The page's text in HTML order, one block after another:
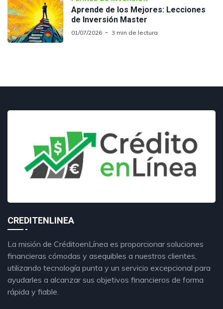
Aprende de los Mejores: Lecciones
de Inversión Master
01/07/2026 3 min de lectura
CREDITENLINEA
La misión de CréditoenLínea es proporcionar soluciones
financieras cómodas y asequibles a nuestros clientes,
utilizando tecnología punta y un servicio excepcional para
ayudarles a alcanzar sus objetivos financieros de forma
rápida y fiable.